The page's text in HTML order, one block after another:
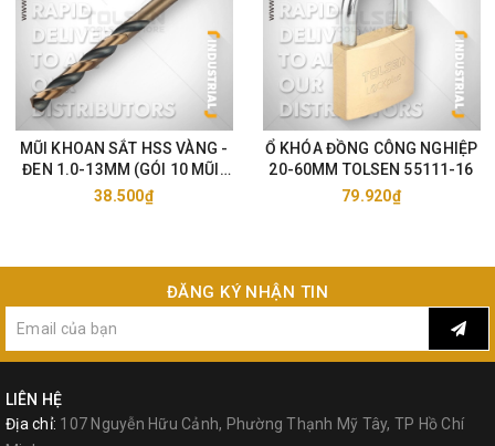
MŨI KHOAN SẮT HSS VÀNG -
ĐEN 1.0-13MM (GÓI 10 MŨI)
TOLSEN 75105-33
38.500₫
Ổ KHÓA ĐỒNG CÔNG NGHIỆP
20-60MM TOLSEN 55111-16
79.920₫
ĐĂNG KÝ NHẬN TIN
LIÊN HỆ
Địa chỉ: 107 Nguyễn Hữu Cảnh, Phường Thạnh Mỹ Tây, TP Hồ Chí